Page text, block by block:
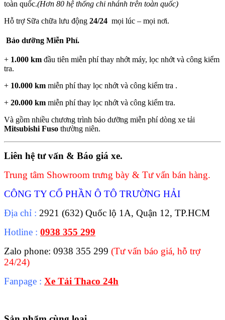
toàn quốc.(Hơn 80 hệ thống chi nhánh trên toàn quốc)
Hỗ trợ Sữa chữa lưu động 24/24 mọi lúc – mọi nơi.
Bảo dưỡng Miễn Phí.
+ 1.000 km đầu tiên miễn phí thay nhớt máy, lọc nhớt và công kiểm
tra.
+ 10.000 km miễn phí thay lọc nhớt và công kiểm tra .
+ 20.000 km miễn phí thay lọc nhớt và công kiểm tra.
Và gồm nhiều chương trình bảo dưỡng miễn phí dòng xe tải
Mitsubishi Fuso thường niên.
Liên hệ tư vấn & Báo giá xe.
Trung tâm Showroom trưng bày & Tư vấn bán hàng.
CÔNG TY CỔ PHẦN Ô TÔ TRƯỜNG HẢI
Địa chỉ : 2921 (632) Quốc lộ 1A, Quận 12, TP.HCM
Hotline : 0938 355 299
Zalo phone: 0938 355 299 (Tư vấn báo giá, hỗ trợ
24/24)
Fanpage : Xe Tải Thaco 24h